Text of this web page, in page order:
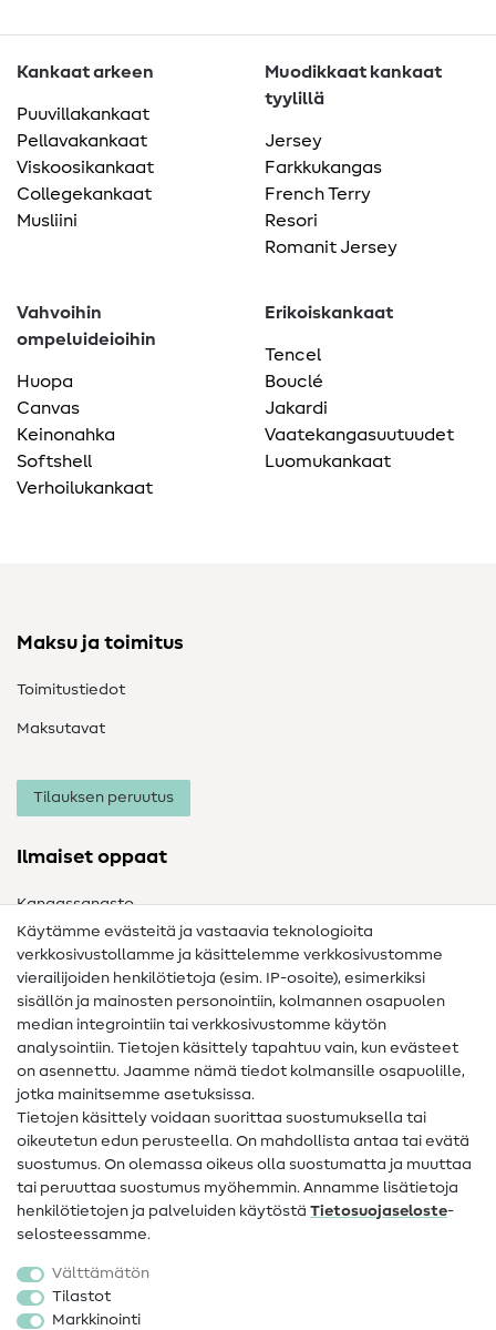
Kankaat arkeen
Puuvillakankaat
Pellavakankaat
Viskoosikankaat
Collegekankaat
Musliini
Muodikkaat kankaat
tyylillä
Jersey
Farkkukangas
French Terry
Resori
Romanit Jersey
Vahvoihin
ompeluideioihin
Huopa
Canvas
Keinonahka
Softshell
Verhoilukankaat
Erikoiskankaat
Tencel
Bouclé
Jakardi
Vaatekangasuutuudet
Luomukankaat
Maksu ja toimitus
Toimitustiedot
Maksutavat
Tilauksen peruutus
Ilmaiset oppaat
Kangassanasto
Ompelusanasto
Ompeluohjeet
Apua ja yhteystiedot
Yhteystiedot
Tietoa omistajanvaihdoksesta
Peruutusoikeus
Suosittu
Kankaat
Ompelutarvikkeet
Käytämme evästeitä ja vastaavia teknologioita
verkkosivustollamme ja käsittelemme verkkosivustomme
vierailijoiden henkilötietoja (esim. IP-osoite), esimerkiksi
sisällön ja mainosten personointiin, kolmannen osapuolen
median integrointiin tai verkkosivustomme käytön
analysointiin. Tietojen käsittely tapahtuu vain, kun evästeet
on asennettu. Jaamme nämä tiedot kolmansille osapuolille,
jotka mainitsemme asetuksissa.
Tietojen käsittely voidaan suorittaa suostumuksella tai
oikeutetun edun perusteella. On mahdollista antaa tai evätä
suostumus. On olemassa oikeus olla suostumatta ja muuttaa
tai peruuttaa suostumus myöhemmin. Annamme lisätietoja
henkilötietojen ja palveluiden käytöstä Tietosuojaseloste-
selosteessamme.
Välttämätön
Tilastot
Markkinointi